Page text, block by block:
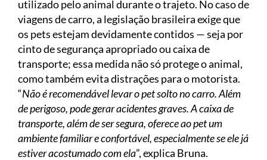
utilizado pelo animal durante o trajeto. No caso de
viagens de carro, a legislação brasileira exige que
os pets estejam devidamente contidos — seja por
cinto de segurança apropriado ou caixa de
transporte; essa medida não só protege o animal,
como também evita distrações para o motorista.
“Não é recomendável levar o pet solto no carro. Além
de perigoso, pode gerar acidentes graves. A caixa de
transporte, além de ser segura, oferece ao pet um
ambiente familiar e confortável, especialmente se ele já
estiver acostumado com ela”, explica Bruna.